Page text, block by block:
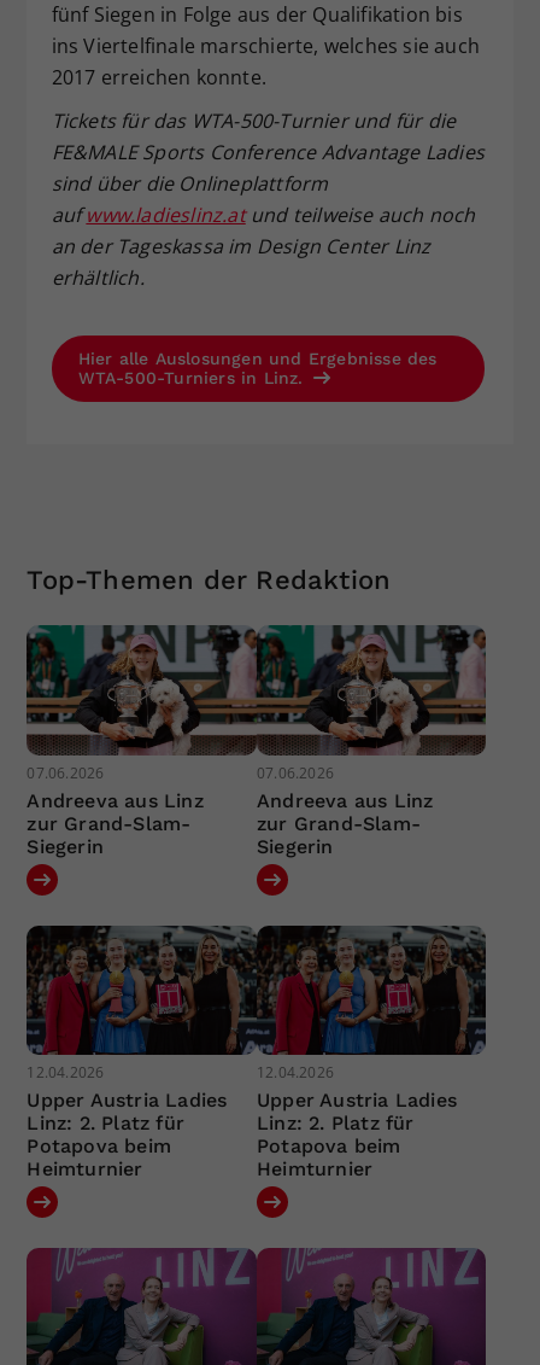
fünf Siegen in Folge aus der Qualifikation bis
ins Viertelfinale marschierte, welches sie auch
2017 erreichen konnte.
Tickets für das WTA-500-Turnier und für die
FE&MALE Sports Conference Advantage Ladies
sind über die Onlineplattform
auf www.ladieslinz.atund teilweise auch noch
an der Tageskassaim Design Center Linz
erhältlich.
Hier alle Auslosungen und Ergebnisse des
WTA-500-Turniers in Linz.
Top-Themen der Redaktion
07.06.2026
Andreeva aus Linz
zur Grand-Slam-
Siegerin
07.06.2026
Andreeva aus Linz
zur Grand-Slam-
Siegerin
12.04.2026
Upper Austria Ladies
Linz: 2. Platz für
Potapova beim
Heimturnier
12.04.2026
Upper Austria Ladies
Linz: 2. Platz für
Potapova beim
Heimturnier